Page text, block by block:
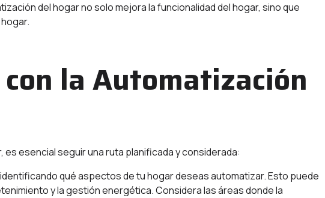
del hogar no solo mejora la funcionalidad del hogar, sino que
con la Automatización
esencial seguir una ruta planificada y considerada:
qué aspectos de tu hogar deseas automatizar. Esto puede
y la gestión energética. Considera las áreas donde la